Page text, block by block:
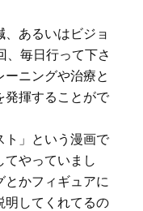
あるいはビジョ
、毎日行って下さ
ニングや治療と
発揮することがで
」という漫画で
てやっていまし
とかフィギュアに
明してくれてるの